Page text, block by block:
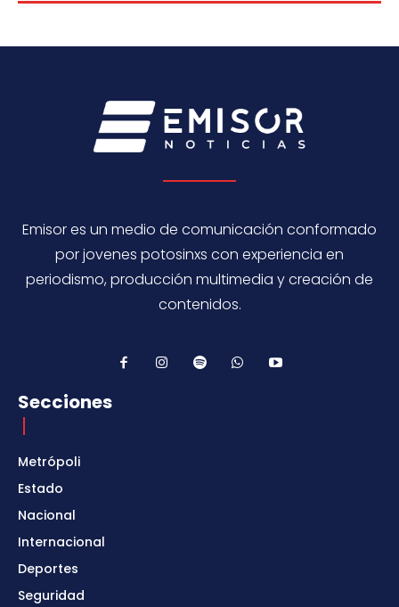
Emisor es un medio de comunicación conformado
por jovenes potosinxs con experiencia en
periodismo, producción multimedia y creación de
contenidos.
Secciones
Metrópoli
Estado
Nacional
Internacional
Deportes
Seguridad